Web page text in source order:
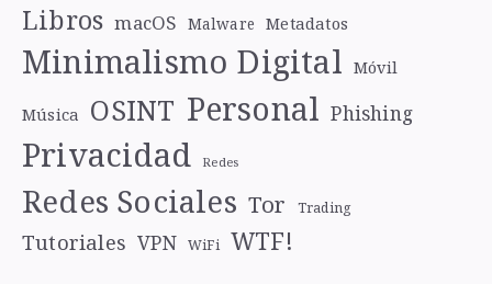
Libros macOS Malware Metadatos
Minimalismo Digital Móvil
Música OSINT Personal Phishing
Privacidad Redes
Redes Sociales Tor Trading
Tutoriales VPN WiFi WTF!